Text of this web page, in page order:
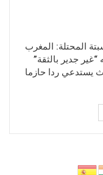
المحتلة: المغرب
“غير جدير بالثقة”
يستدعي ردا حازما